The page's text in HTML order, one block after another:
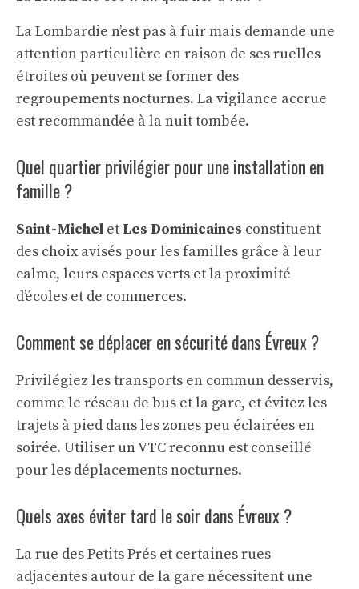
La Lombardie n’est pas à fuir mais demande une
attention particulière en raison de ses ruelles
étroites où peuvent se former des
regroupements nocturnes. La vigilance accrue
est recommandée à la nuit tombée.
Quel quartier privilégier pour une installation en
famille ?
Saint-Michel et Les Dominicaines constituent
des choix avisés pour les familles grâce à leur
calme, leurs espaces verts et la proximité
d’écoles et de commerces.
Comment se déplacer en sécurité dans Évreux ?
Privilégiez les transports en commun desservis,
comme le réseau de bus et la gare, et évitez les
trajets à pied dans les zones peu éclairées en
soirée. Utiliser un VTC reconnu est conseillé
pour les déplacements nocturnes.
Quels axes éviter tard le soir dans Évreux ?
La rue des Petits Prés et certaines rues
adjacentes autour de la gare nécessitent une